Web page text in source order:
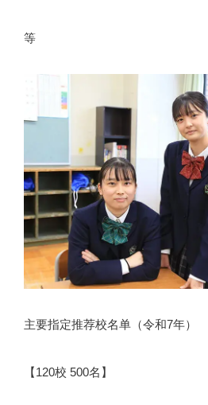
等
主要指定推荐校名单（令和7年）
【120校 500名】